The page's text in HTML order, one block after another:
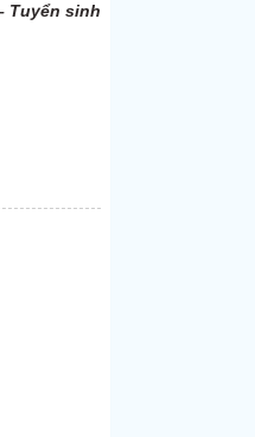
Tuyển sinh